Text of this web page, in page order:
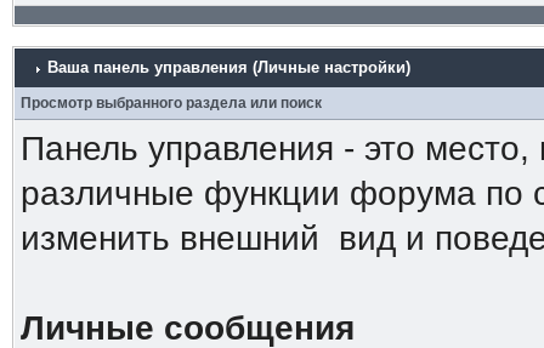
Ваша панель управления (Личные настройки)
Просмотр выбранного раздела или поиск
Панель управления - это
различные функции форума по
изменить внешний вид и
Личные сообщения